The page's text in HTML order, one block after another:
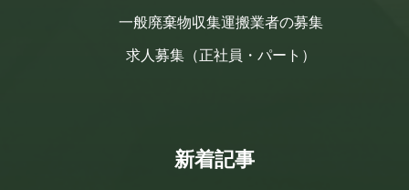
一般廃棄物収集運搬業者の募集
求人募集（正社員・パート）
新着記事